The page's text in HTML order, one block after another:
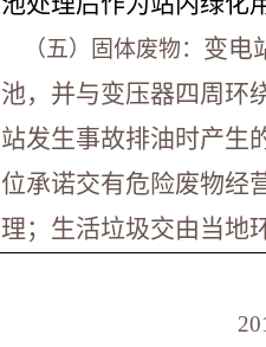
（五）固体废物： 变电
池，并与变压器四周环
站发生事故排油时产生
位承诺交有危险废物经
理；生活垃圾交由当地